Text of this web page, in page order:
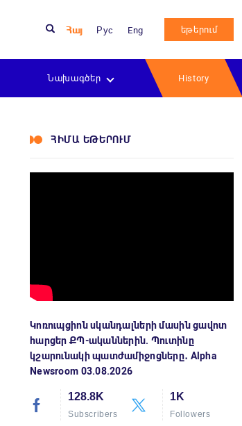
Հայ Рус Eng եթերում
Նախագծեր History
ՀԻՄԱ ԵԹԵՐՈՒՄ
Կոռուպցիոն սկանդալների մասին ցավոտ
հարցեր ՔՊ-ականներին. Պուտինը
կշարունակի պատժամիջոցները․ Alpha
Newsroom 03.08.2026
128.8K
Subscribers
1K
Followers